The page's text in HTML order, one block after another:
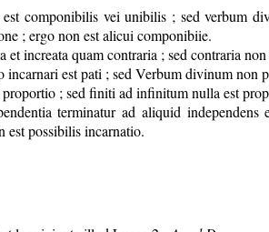
componibilis vei unibilis ; sed verbum
; ergo non est alicui componibiie.
et increata quam contraria ; sed contraria
incarnari est pati ; sed Verbum divinum
proportio ; sed finiti ad infinitum nulla est
terminatur ad aliquid
est possibilis incarnatio.